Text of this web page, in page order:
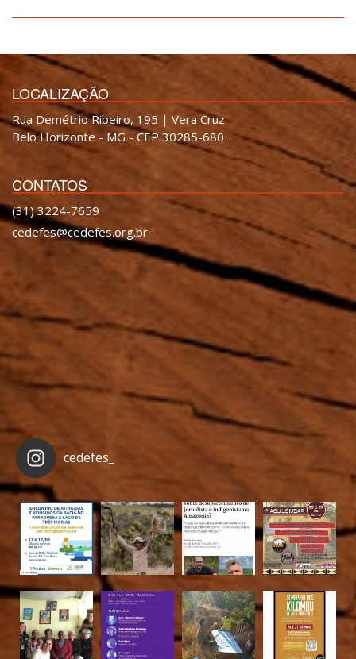
LOCALIZAÇÃO
Rua Demétrio Ribeiro, 195 | Vera Cruz
Belo Horizonte - MG - CEP 30285-680
CONTATOS
(31) 3224-7659
cedefes@cedefes.org.br
cedefes_